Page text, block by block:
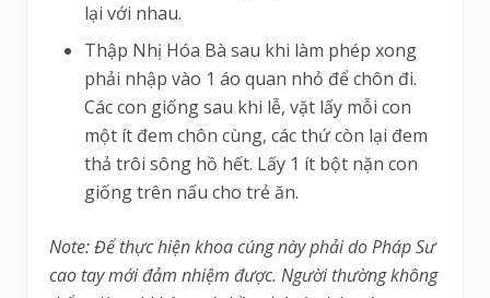
lại với nhau.
Thập Nhị Hóa Bà sau khi làm phép xong
phải nhập vào 1 áo quan nhỏ để chôn đi.
Các con giống sau khi lễ, vặt lấy mỗi con
một ít đem chôn cùng, các thứ còn lại đem
thả trôi sông hồ hết. Lấy 1 ít bột nặn con
giống trên nấu cho trẻ ăn.
Note: Để thực hiện khoa cúng này phải do Pháp Sư
cao tay mới đảm nhiệm được. Người thường không